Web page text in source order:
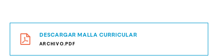
DESCARGAR MALLA CURRICULAR
ARCHIVO.PDF